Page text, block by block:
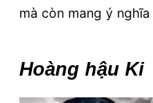
mà còn mang ý
Hoàng hậu Ki